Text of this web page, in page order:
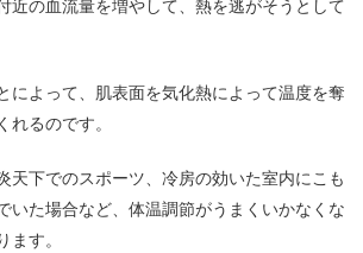
近の血流量を増やして、熱を逃がそうとして
によって、肌表面を気化熱によって温度を奪
れるのです。
天下でのスポーツ、冷房の効いた室内にこも
いた場合など、体温調節がうまくいかなくな
ます。